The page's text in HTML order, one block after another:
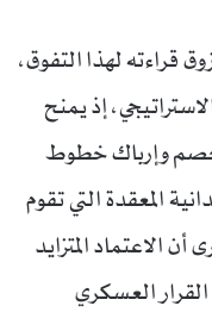
قراءته لهذا التفوق،
إذ يمنح
وإرباك خطوط
المعقدة التي تقوم
الاعتماد المتزايد
العسكري